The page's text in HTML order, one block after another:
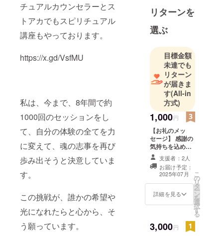
チュアルカウンセラーとス
トアカでもスピリチュアル
講座もやっております。
https://x.gd/VsfMU
私は、今まで、8年間で約
1000回のセッションをし
て、自分の体験の全てを力
に変えて、魂の志事を再び
歩み出そうと決意していま
す。
この挑戦が、誰かの希望や
光になれたらと心から、そ
う願っています。
より、夫婦
愛コーチン
グ、子育て
グ、自己受
容コーチン
グを始め
る。
その後、ツ
インレイの
方に38年ぶ
りに再会し
たことで、
スピリチュ
アルに目覚
め始め、
2023年6月よ
り、ハイ
ヤーセル
セッション
リターンを
選ぶ
目標金額
未達でも
リターン
が届きま
す(All-in
方式)
1,000円
【お礼のメッ
セージ】 感謝の
気持ちを込め
て、お礼のメッ
セージをお送り
します。 Kindle
出版の電子書籍
の贈与。
支援者：2人
お届け予定：
2025年07月
詳細を見る
こ
の
リ
タ
ー
ン
を
選
択
す
る
3,000円